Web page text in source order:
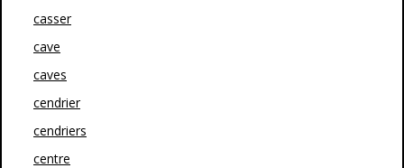
casser
cave
caves
cendrier
cendriers
centre